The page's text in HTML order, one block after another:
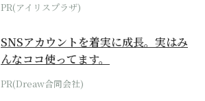
PR(アイリスプラザ)
SNSアカウントを着実に成長。実はみ
んなココ使ってます。
PR(Dreaw合同会社)